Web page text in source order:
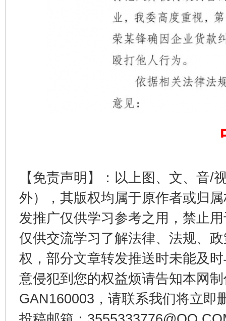
【免责声明】：以上图、文、音/
外），其版权均属于原作者或归
发推广仅供学习参考之用，禁止
仅供交流学习了解法律、法规、
权，部分文章转发推送时未能及
意侵犯到您的权益烦请告知本网
GAN160003，请联系我们将立即